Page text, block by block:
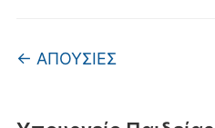
← ΑΠΟΥΣΙΕΣ